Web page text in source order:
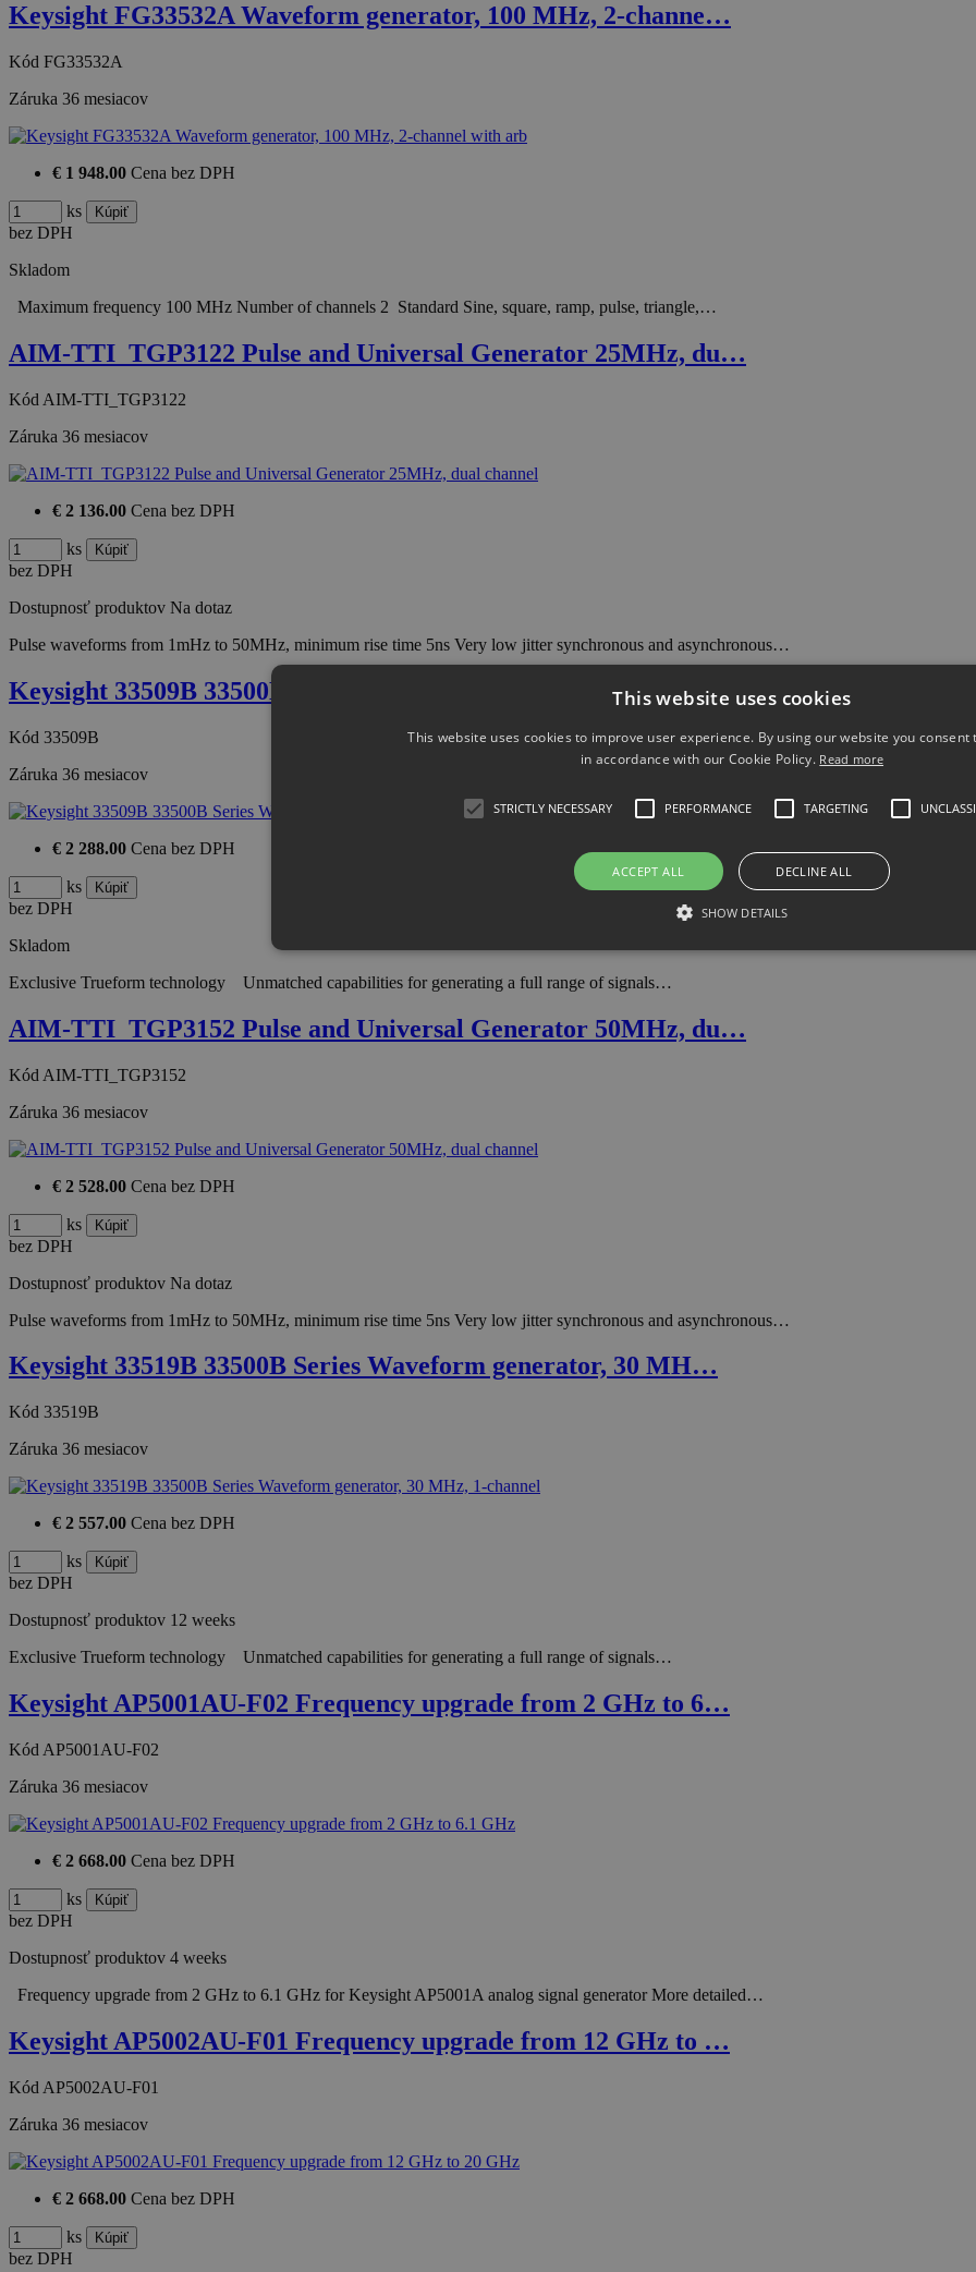
Keysight FG33532A Waveform generator, 100 MHz, 2-channe…
Kód FG33532A
Záruka 36 mesiacov
€ 1 948.00 Cena bez DPH
ks
bez DPH
Skladom
Maximum frequency 100 MHz Number of channels 2 Standard Sine, square, ramp, pulse, triangle,…
AIM-TTI_TGP3122 Pulse and Universal Generator 25MHz, du…
Kód AIM-TTI_TGP3122
Záruka 36 mesiacov
€ 2 136.00 Cena bez DPH
ks
bez DPH
Dostupnosť produktov Na dotaz
Pulse waveforms from 1mHz to 50MHz, minimum rise time 5ns Very low jitter synchronous and asynchronous…
Keysight 33509B 33500B Series Waveform generator, 20 MH…
Kód 33509B
Záruka 36 mesiacov
€ 2 288.00 Cena bez DPH
ks
bez DPH
Skladom
Exclusive Trueform technology Unmatched capabilities for generating a full range of signals…
AIM-TTI_TGP3152 Pulse and Universal Generator 50MHz, du…
Kód AIM-TTI_TGP3152
Záruka 36 mesiacov
€ 2 528.00 Cena bez DPH
ks
bez DPH
Dostupnosť produktov Na dotaz
Pulse waveforms from 1mHz to 50MHz, minimum rise time 5ns Very low jitter synchronous and asynchronous…
Keysight 33519B 33500B Series Waveform generator, 30 MH…
Kód 33519B
Záruka 36 mesiacov
€ 2 557.00 Cena bez DPH
ks
bez DPH
Dostupnosť produktov 12 weeks
Exclusive Trueform technology Unmatched capabilities for generating a full range of signals…
Keysight AP5001AU-F02 Frequency upgrade from 2 GHz to 6…
Kód AP5001AU-F02
Záruka 36 mesiacov
€ 2 668.00 Cena bez DPH
ks
bez DPH
Dostupnosť produktov 4 weeks
Frequency upgrade from 2 GHz to 6.1 GHz for Keysight AP5001A analog signal generator More detailed…
Keysight AP5002AU-F01 Frequency upgrade from 12 GHz to …
Kód AP5002AU-F01
Záruka 36 mesiacov
€ 2 668.00 Cena bez DPH
ks
bez DPH
This website uses cookies
This website uses cookies to improve user experience. By using our website you consent
in accordance with our Cookie Policy. Read more
STRICTLY NECESSARY PERFORMANCE TARGETING
ACCEPT ALL DECLINE ALL
SHOW DETAILS